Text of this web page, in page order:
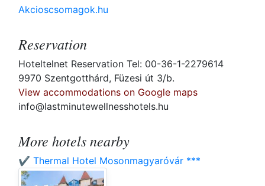
Akcioscsomagok.hu
Reservation
Hoteltelnet Reservation Tel: 00-36-1-2279614
9970 Szentgotthárd, Füzesi út 3/b.
View accommodations on Google maps
info@lastminutewellnesshotels.hu
More hotels nearby
✔️ Thermal Hotel Mosonmagyaróvár ***